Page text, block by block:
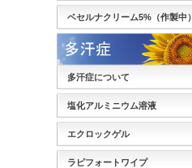
ベセルナクリーム5%（作製中）
多汗症について
塩化アルミニウム溶液
エクロックゲル
ラピフォートワイプ